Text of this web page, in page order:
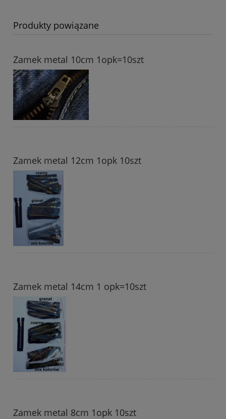
Produkty powiązane
Zamek metal 10cm 1opk=10szt
Zamek metal 12cm 1opk 10szt
Zamek metal 14cm 1 opk=10szt
Zamek metal 8cm 1opk 10szt